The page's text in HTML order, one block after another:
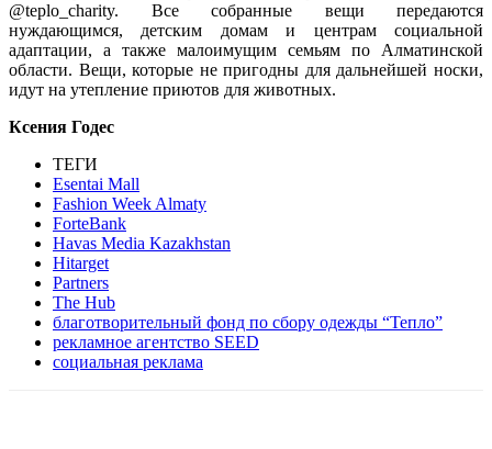
@teplo_charity. Все собранные вещи передаются
нуждающимся, детским домам и центрам социальной
адаптации, а также малоимущим семьям по Алматинской
области. Вещи, которые не пригодны для дальнейшей носки,
идут на утепление приютов для животных.
Ксения Годес
ТЕГИ
Esentai Mall
Fashion Week Almaty
ForteBank
Havas Media Kazakhstan
Hitarget
Partners
The Hub
благотворительный фонд по сбору одежды “Тепло”
рекламное агентство SEED
социальная реклама